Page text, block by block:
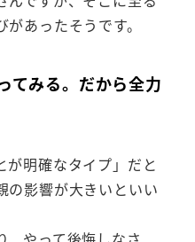
あったそうです。
てみる。だから全力
が明確なタイプ」だと
の影響が大きいといい